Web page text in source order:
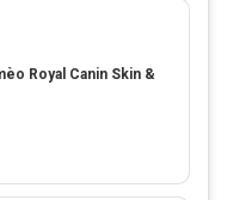
Royal Canin Skin &